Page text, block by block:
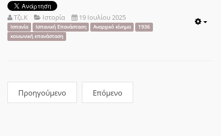
Τζι.Κ Ιστορία 19 Ιουλίου 2025
Ισπανία Ισπανική Επανάσταση Αναρχικό κίνημα
1936
κοινωνική επανάσταση
Προηγούμενο Επόμενο